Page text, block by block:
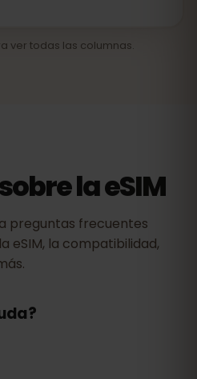
ver todas las columnas.
la eSIM
preguntas frecuentes
eSIM, la compatibilidad,